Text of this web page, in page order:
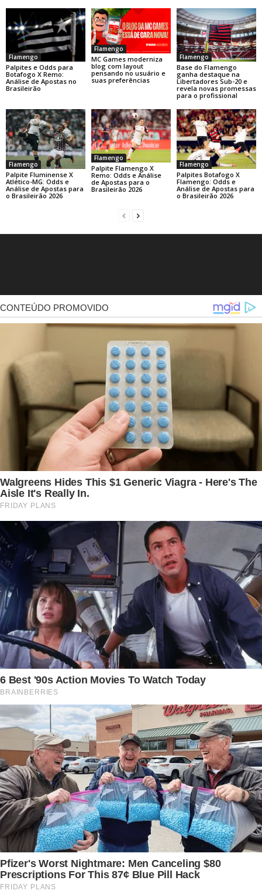
Flamengo
Palpites e Odds para
Botafogo X Remo:
Análise de Apostas no
Brasileirão
Flamengo
MC Games moderniza
blog com layout
pensando no usuário e
suas preferências
Flamengo
Base do Flamengo
ganha destaque na
Libertadores Sub-20 e
revela novas promessas
para o profissional
Flamengo
Palpite Fluminense X
Atlético-MG: Odds e
Análise de Apostas para
o Brasileirão 2026
Flamengo
Palpite Flamengo X
Remo: Odds e Análise
de Apostas para o
Brasileirão 2026
Flamengo
Palpites Botafogo X
Flamengo: Odds e
Análise de Apostas para
o Brasileirão 2026